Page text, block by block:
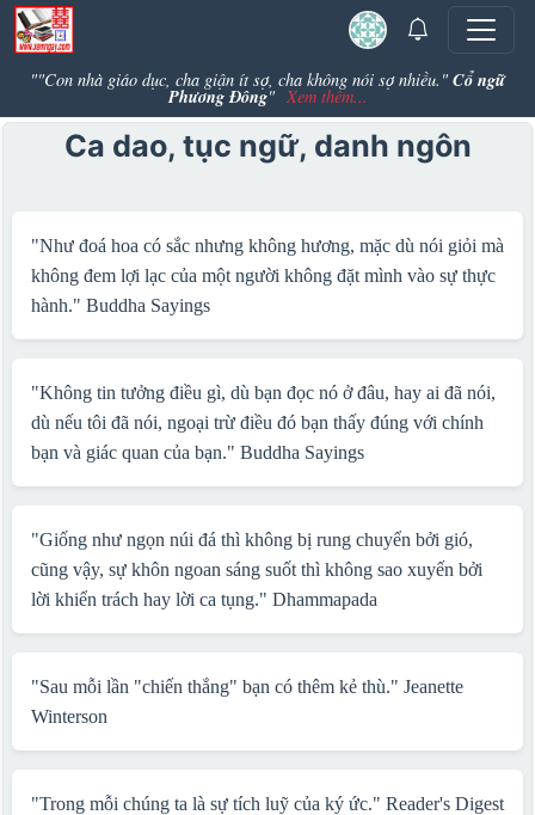
""Con nhà giáo dục, cha giận ít sợ, cha không nói sợ nhiều." Cổ ngữ
Phương Đông" Xem thêm...
Ca dao, tục ngữ, danh ngôn
"Như đoá hoa có sắc nhưng không hương, mặc dù nói giỏi mà
không đem lợi lạc của một người không đặt mình vào sự thực
hành." Buddha Sayings
"Không tin tưởng điều gì, dù bạn đọc nó ở đâu, hay ai đã nói,
dù nếu tôi đã nói, ngoại trừ điều đó bạn thấy đúng với chính
bạn và giác quan của bạn." Buddha Sayings
"Giống như ngọn núi đá thì không bị rung chuyển bởi gió,
cũng vậy, sự khôn ngoan sáng suốt thì không sao xuyến bởi
lời khiển trách hay lời ca tụng." Dhammapada
"Sau mỗi lần "chiến thắng" bạn có thêm kẻ thù." Jeanette
Winterson
"Trong mỗi chúng ta là sự tích luỹ của ký ức." Reader's Digest